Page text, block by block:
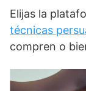
Elijas la
técnicas
compren o